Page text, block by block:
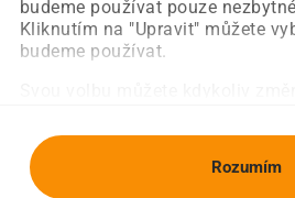
budeme používat pouze
Kliknutím na "Upravit" můžete
budeme používat.
Rozumím